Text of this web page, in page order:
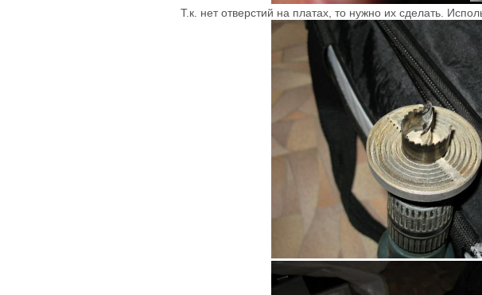
Т.к. нет отверстий на платах, то нужно их сделать.